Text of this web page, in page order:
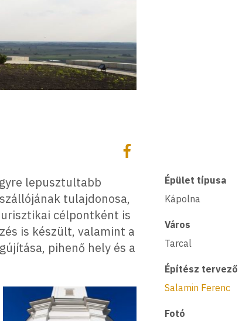
Megosztás
Megosztás Facebookon
lepusztultabb
tulajdonosa,
célpontként is
is készült, valamint a
pihenő hely és a
Épület típusa
Kápolna
Város
Tarcal
Építész tervező
Salamin Ferenc
Fotó